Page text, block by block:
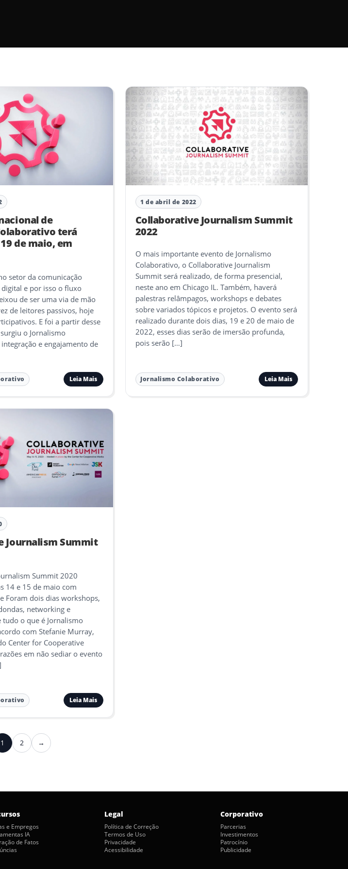
de
terá
de maio, em
setor da comunicação
digital e por isso o fluxo
de ser uma via de mão
de leitores passivos, hoje
E foi a partir desse
o Jornalismo
e engajamento de
Leia Mais
1 de abril de 2022
Collaborative Journalism Summit
2022
O mais importante evento de Jornalismo
Colaborativo, o Collaborative Journalism
Summit será realizado, de forma presencial,
neste ano em Chicago IL. Também, haverá
palestras relâmpagos, workshops e debates
sobre variados tópicos e projetos. O evento será
realizado durante dois dias, 19 e 20 de maio de
2022, esses dias serão de imersão profunda,
pois serão […]
Jornalismo Colaborativo Leia Mais
Journalism Summit
Summit 2020
14 e 15 de maio com
Foram dois dias workshops,
networking e
tudo o que é Jornalismo
com Stefanie Murray,
Center for Cooperative
em não sediar o evento
Leia Mais
1 2 →Próximo
e Empregos
IA
de Fatos
Legal
Política de Correção
Termos de Uso
Privacidade
Acessibilidade
Corporativo
Parcerias
Investimentos
Patrocínio
Publicidade